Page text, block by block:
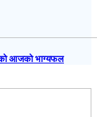
आजको भाग्यफल